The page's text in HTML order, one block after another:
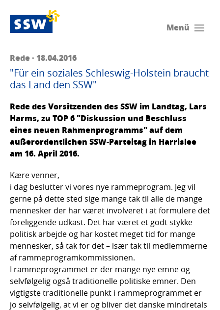
Menü
Rede · 18.04.2016
"Für ein soziales Schleswig-Holstein braucht
das Land den SSW"
Rede des Vorsitzenden des SSW im Landtag, Lars
Harms, zu TOP 6 "Diskussion und Beschluss
eines neuen Rahmenprogramms" auf dem
außerordentlichen SSW-Parteitag in Harrislee
am 16. April 2016.
Kære venner,
i dag beslutter vi vores nye rammeprogram. Jeg vil
gerne på dette sted sige mange tak til alle de mange
mennesker der har været involveret i at formulere det
foreliggende udkast. Det har været et godt stykke
politisk arbejde og har kostet meget tid for mange
mennesker, så tak for det – især tak til medlemmerne
af rammeprogramkommissionen.
I rammeprogrammet er der mange nye emne og
selvfølgelig også traditionelle politiske emner. Den
vigtigste traditionelle punkt i rammeprogrammet er
jo selvfølgelig, at vi er og bliver det danske mindretals